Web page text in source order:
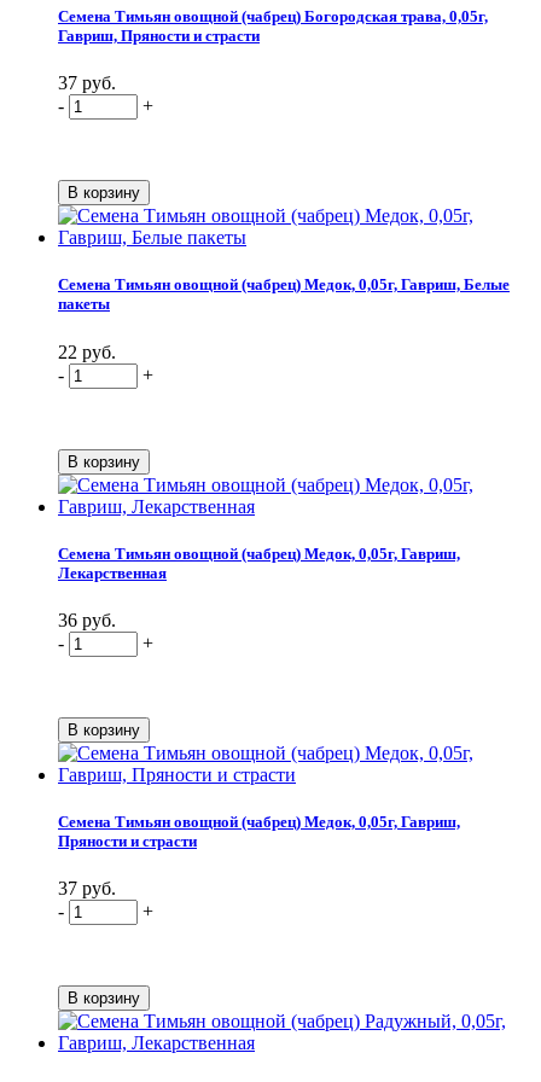
Семена Тимьян овощной (чабрец) Богородская трава, 0,05г,
Гавриш, Пряности и страсти
37 руб.
-
+
Семена Тимьян овощной (чабрец) Медок, 0,05г, Гавриш, Белые
пакеты
22 руб.
-
+
Семена Тимьян овощной (чабрец) Медок, 0,05г, Гавриш,
Лекарственная
36 руб.
-
+
Семена Тимьян овощной (чабрец) Медок, 0,05г, Гавриш,
Пряности и страсти
37 руб.
-
+